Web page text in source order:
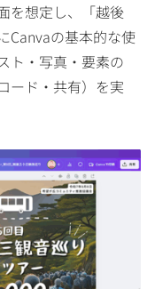
を想定し、「越後
Canvaの基本的な使
ト・写真・要素の
ード・共有）を実